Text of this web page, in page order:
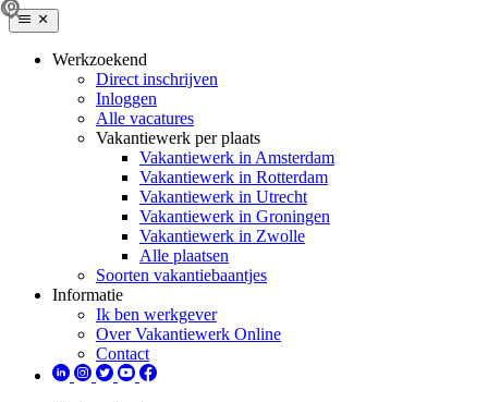
Werkzoekend
Direct inschrijven
Inloggen
Alle vacatures
Vakantiewerk per plaats
Vakantiewerk in Amsterdam
Vakantiewerk in Rotterdam
Vakantiewerk in Utrecht
Vakantiewerk in Groningen
Vakantiewerk in Zwolle
Alle plaatsen
Soorten vakantiebaantjes
Informatie
Ik ben werkgever
Over Vakantiewerk Online
Contact